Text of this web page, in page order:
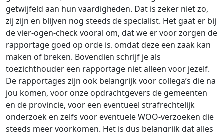
getwijfeld aan hun vaardigheden. Dat is zeker niet zo,
zij zijn en blijven nog steeds de specialist. Het gaat er bij
de vier-ogen-check vooral om, dat we er voor zorgen de
rapportage goed op orde is, omdat deze een zaak kan
maken of breken. Bovendien schrijf je als
toezichthouder een rapportage niet alleen voor jezelf.
De rapportages zijn ook belangrijk voor collega’s die na
jou komen, voor onze opdrachtgevers de gemeenten
en de provincie, voor een eventueel strafrechtelijk
onderzoek en zelfs voor eventuele WOO-verzoeken die
steeds meer voorkomen. Het is dus belangrijk dat alles